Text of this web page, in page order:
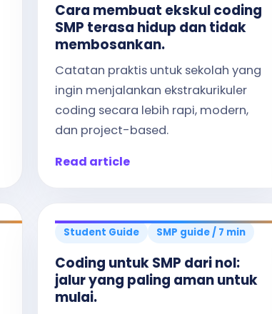
Cara membuat ekskul coding
SMP terasa hidup dan tidak
membosankan.
Catatan praktis untuk sekolah yang
ingin menjalankan ekstrakurikuler
coding secara lebih rapi, modern,
dan project-based.
Read article
Student Guide SMP guide / 7 min
Coding untuk SMP dari nol:
jalur yang paling aman untuk
mulai.